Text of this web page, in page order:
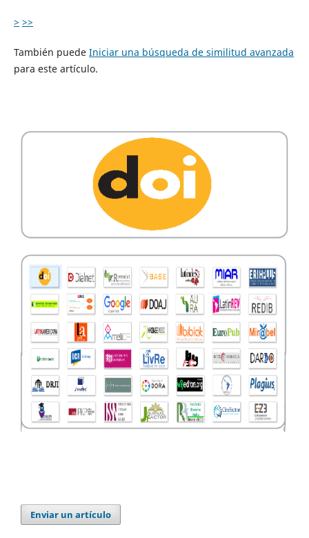
> >>
También puede Iniciar una búsqueda de similitud avanzada
para este artículo.
Enviar un artículo